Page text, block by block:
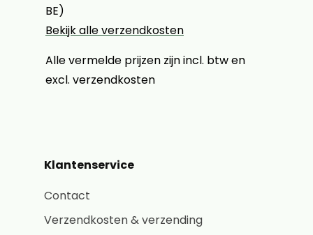
BE)
Bekijk alle verzendkosten
Alle vermelde prijzen zijn incl. btw en
excl. verzendkosten
Klantenservice
Contact
Verzendkosten & verzending